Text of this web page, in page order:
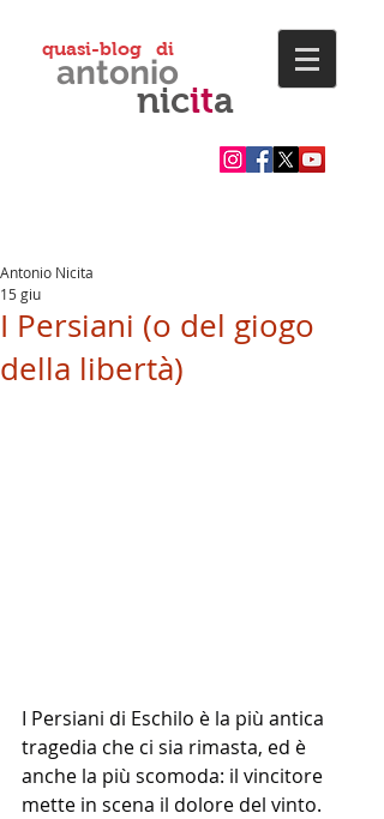
quasi-blog di
nicita
I Persiani (o del giogo
della libertà)
Antonio Nicita
15 giu
I Persiani di Eschilo è la più antica
tragedia che ci sia rimasta, ed è
anche la più scomoda: il vincitore
mette in scena il dolore del vinto.